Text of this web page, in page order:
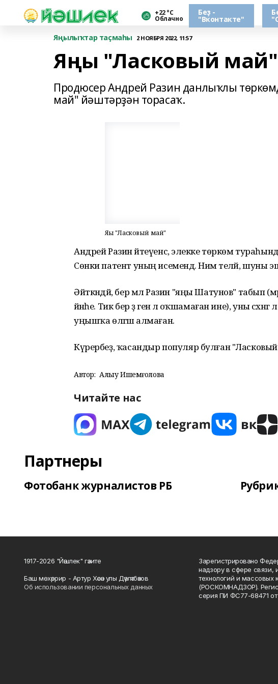
+22 °С
Облачно
Беҙ -
"Вконтакте"
Яңылыҡтар таҫмаһы
2 НОЯБРЯ 2022, 11:57
Яңы "Ласковый май"
Продюсер Андрей Разин данлыҡлы
май" йәштәрҙән торасаҡ.
Яңы "Ласковый май"
Андрей Разин әйтеүенсә, элекке төркөм
Сөнки патент уның исемендә. Нимә теләй, шуны
Әйткәндәй, бер мәл Разин "яңы Шатунов"
йәнәһе. Тик бер ҙә генә лә оҡшамаған ине), уны
уңышҡа өлгәшә алмаған.
Күрербеҙ, ҡасандыр популяр булған
Автор: Алһыу Ишемғолова
Читайте нас
Партнеры
Фотобанк журналистов РБ
1917-2026 "Йәшлек" гәзите
Баш мөхәррир - Артур Хәсән улы Дәүләтбәков
Об использовании персональных данных
Зарегистрировано
надзору в сфере связи,
технологий и массовых
(РОСКОМНАДЗОР).
серия ПИ ФС77-68471 от